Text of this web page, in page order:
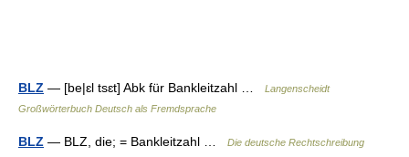
BLZ — [be|ɛl tsɛt] Abk für Bankleitzahl …
Langenscheidt
Großwörterbuch Deutsch als Fremdsprache
BLZ — BLZ, die; = Bankleitzahl … Die deutsche Rechtschreibung